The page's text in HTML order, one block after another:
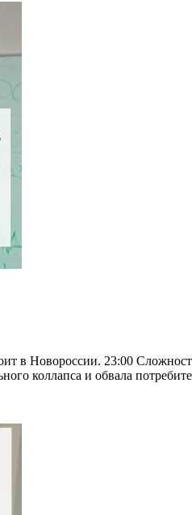
в Новороссии. 23:00
коллапса и обвала